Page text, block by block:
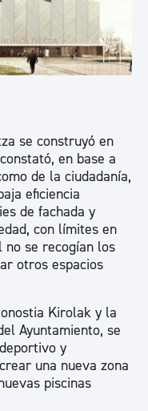
se construyó en
en base a
de la ciudadanía,
eficiencia
de fachada y
con límites en
se recogían los
otros espacios
Kirolak y la
Ayuntamiento, se
y
una nueva zona
piscinas